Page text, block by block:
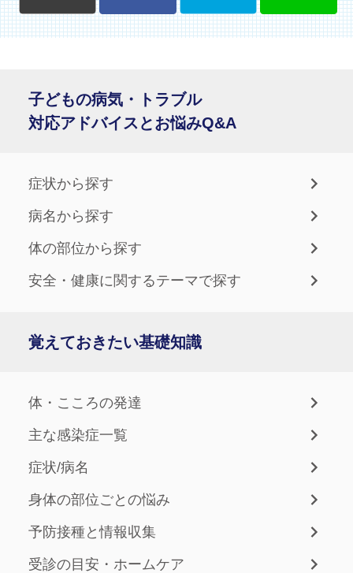
子どもの病気・トラブル
対応アドバイスとお悩みQ&A
症状から探す
病名から探す
体の部位から探す
安全・健康に関するテーマで探す
覚えておきたい基礎知識
体・こころの発達
主な感染症一覧
症状/病名
身体の部位ごとの悩み
予防接種と情報収集
受診の目安・ホームケア